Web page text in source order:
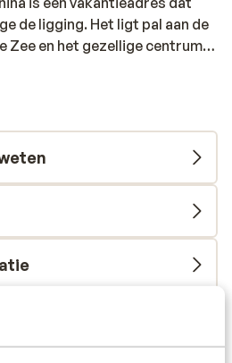
de ligging. Het ligt pal aan de
Zee en het gezellige centrum
loopafstand. Andere
kamers en het adults only